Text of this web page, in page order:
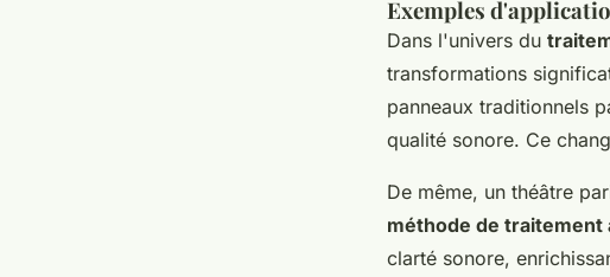
Exemples
Dans l'univers du
transformations
panneaux traditionnels
qualité sonore. Ce
De même, un théâtre
méthode de traitement
clarté sonore,